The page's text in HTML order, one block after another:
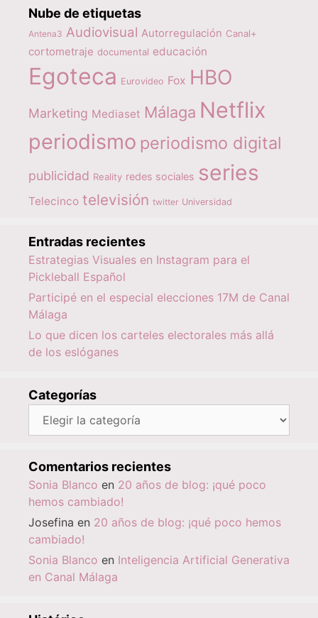
Nube de etiquetas
Antena3 Audiovisual Autorregulación Canal+
cortometraje documental educación
Egoteca Eurovideo Fox HBO
Marketing Mediaset Málaga Netflix
periodismo periodismo digital
publicidad Reality redes sociales series
Telecinco televisión twitter Universidad
Entradas recientes
Estrategias Visuales en Instagram para el
Pickleball Español
Participé en el especial elecciones 17M de Canal
Málaga
Lo que dicen los carteles electorales más allá
de los eslóganes
Categorías
Comentarios recientes
Sonia Blanco en 20 años de blog: ¡qué poco
hemos cambiado!
Josefina en 20 años de blog: ¡qué poco hemos
cambiado!
Sonia Blanco en Inteligencia Artificial Generativa
en Canal Málaga